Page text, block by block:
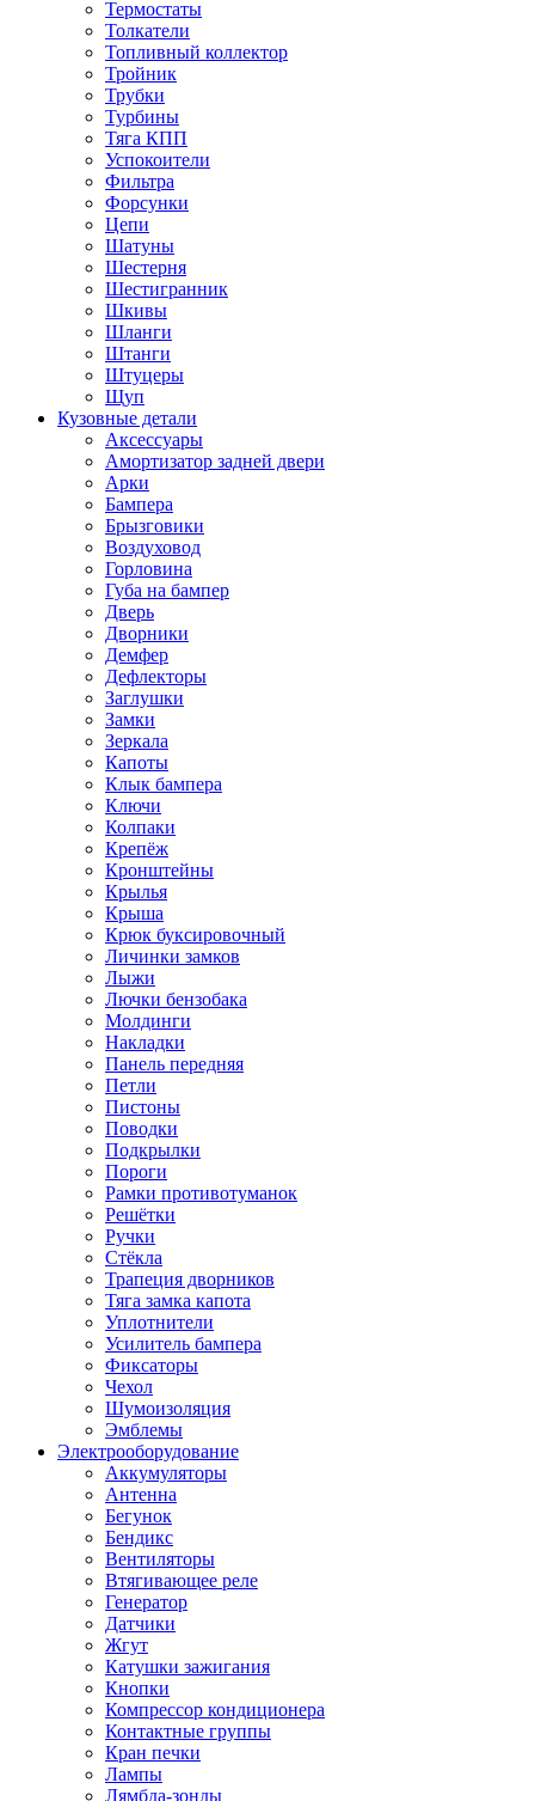
Термостаты
Толкатели
Топливный коллектор
Тройник
Трубки
Турбины
Тяга КПП
Успокоители
Фильтра
Форсунки
Цепи
Шатуны
Шестерня
Шестигранник
Шкивы
Шланги
Штанги
Штуцеры
Щуп
Кузовные детали
Аксессуары
Амортизатор задней двери
Арки
Бампера
Брызговики
Воздуховод
Горловина
Губа на бампер
Дверь
Дворники
Демфер
Дефлекторы
Заглушки
Замки
Зеркала
Капоты
Клык бампера
Ключи
Колпаки
Крепёж
Кронштейны
Крылья
Крыша
Крюк буксировочный
Личинки замков
Лыжи
Лючки бензобака
Молдинги
Накладки
Панель передняя
Петли
Пистоны
Поводки
Подкрылки
Пороги
Рамки противотуманок
Решётки
Ручки
Стёкла
Трапеция дворников
Тяга замка капота
Уплотнители
Усилитель бампера
Фиксаторы
Чехол
Шумоизоляция
Эмблемы
Электрооборудование
Аккумуляторы
Антенна
Бегунок
Бендикс
Вентиляторы
Втягивающее реле
Генератор
Датчики
Жгут
Катушки зажигания
Кнопки
Компрессор кондиционера
Контактные группы
Кран печки
Лампы
Лямбда-зонды